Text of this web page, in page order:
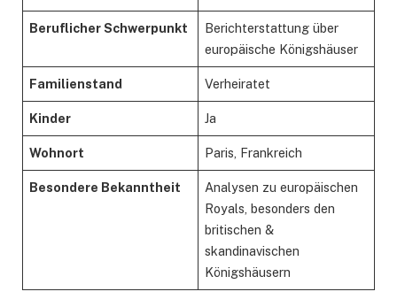
Beruflicher Schwerpunkt
Berichterstattung über
europäische Königshäuser
Familienstand Verheiratet
Kinder Ja
Wohnort Paris, Frankreich
Besondere Bekanntheit
Analysen zu europäischen
Royals, besonders den
britischen &
skandinavischen
Königshäusern